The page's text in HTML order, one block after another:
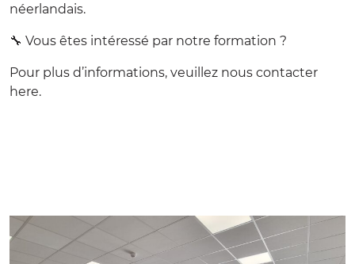
néerlandais.
🔧 Vous êtes intéressé par notre formation ?
Pour plus d’informations, veuillez nous contacter
here.